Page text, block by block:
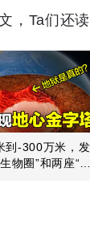
，Ta们还
到-300万米，发
物圈”和两座“地